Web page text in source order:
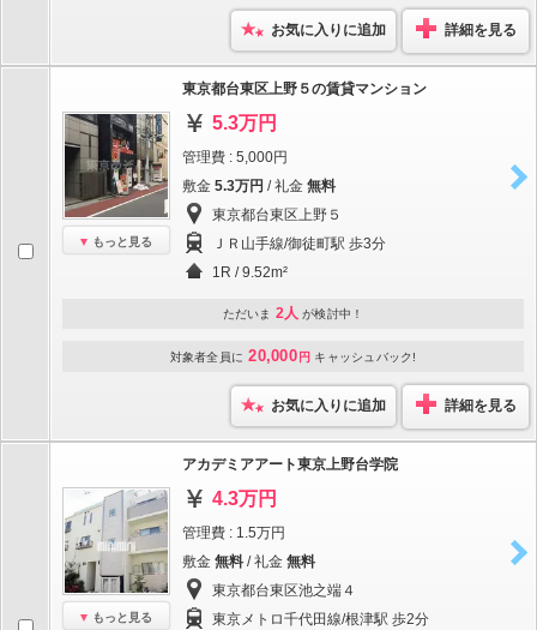
お気に入りに追加 詳細を見る
もっと見る
東京都台東区上野５の賃貸マンション
5.3万円
管理費 : 5,000円
敷金 5.3万円 / 礼金 無料
東京都台東区上野５
ＪＲ山手線/御徒町駅 歩3分
1R / 9.52m²
ただいま 2人 が検討中！
対象者全員に 20,000 円 キャッシュバック!
お気に入りに追加 詳細を見る
もっと見る
アカデミアアート東京上野台学院
4.3万円
管理費 : 1.5万円
敷金 無料 / 礼金 無料
東京都台東区池之端４
東京メトロ千代田線/根津駅 歩2分